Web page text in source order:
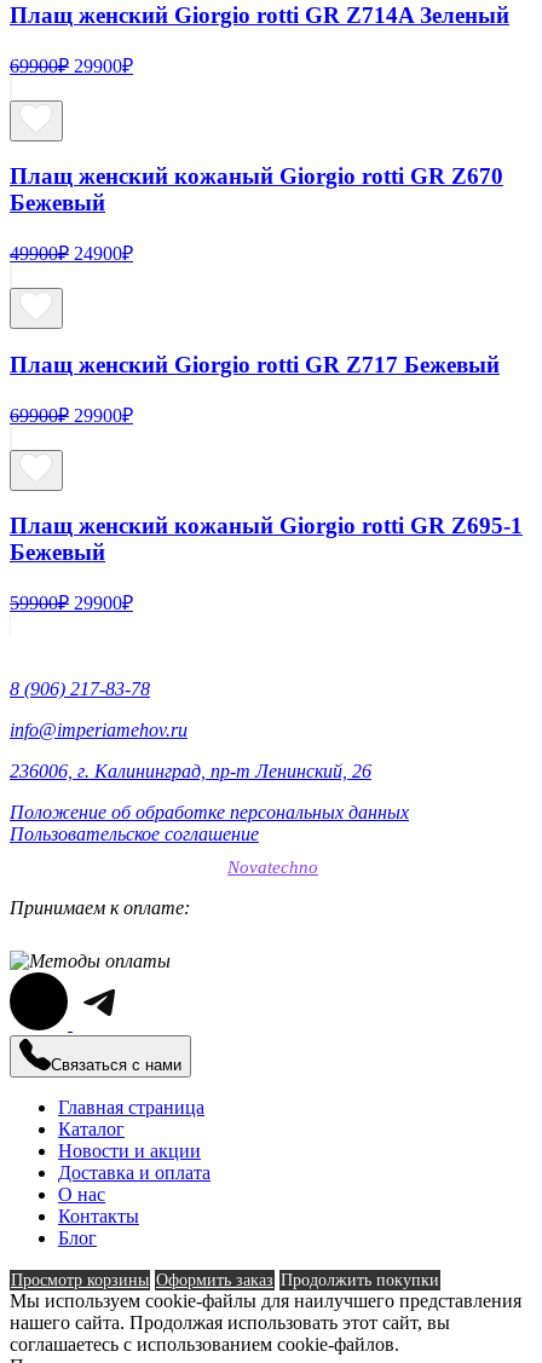
Плащ женский Giorgio rotti GR Z714A Зеленый
69900₽ Первоначальная
29900₽Текущая
Плащ женский кожаный Giorgio rotti GR Z670
Бежевый
49900₽ Первоначальная
24900₽Текущая
Плащ женский Giorgio rotti GR Z717 Бежевый
69900₽ Первоначальная
29900₽Текущая
Плащ женский кожаный Giorgio rotti GR Z695-1
Бежевый
59900₽ Первоначальная
29900₽Текущая
8 (906) 217-83-78
info@imperiamehov.ru
236006, г. Калининград, пр-т Ленинский, 26
Положение об обработке персональных данных
Пользовательское соглашение
Novatechno
Принимаем к оплате:
Связаться с нами
Главная страница
Каталог
Новости и акции
Доставка и оплата
О нас
Контакты
Блог
Просмотр корзины Оформить заказ Продолжить покупки
Мы используем cookie-файлы для наилучшего представления
нашего сайта. Продолжая использовать этот сайт, вы
соглашаетесь с использованием cookie-файлов.